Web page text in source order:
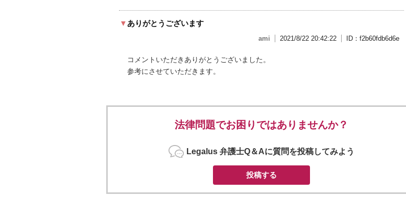
▼ ありがとうございます
ami 2021/8/22 20:42:22 ID：f2b60fdb6d6e
コメントいただきありがとうございました。
参考にさせていただきます。
法律問題でお困りではありませんか？
Legalus 弁護士Q＆Aに質問を投稿してみよう
投稿する